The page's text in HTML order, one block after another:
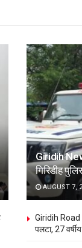
Giridih
गिरिडीह
AUGUST 7,
Giridih Road
पलटा, 27